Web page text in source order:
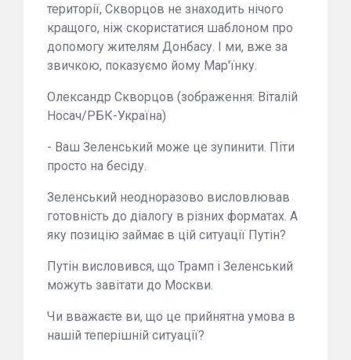
території, Скворцов не знаходить нічого
кращого, ніж скористатися шаблоном про
допомогу жителям Донбасу. І ми, вже за
звичкою, показуємо йому Мар'їнку.
Олександр Скворцов (зображення: Віталій
Носач/РБК-Україна)
- Ваш Зеленський може це зупинити. Піти
просто на бесіду.
Зеленський неодноразово висловлював
готовність до діалогу в різних форматах. А
яку позицію займає в цій ситуації Путін?
Путін висловився, що Трамп і Зеленський
можуть завітати до Москви.
Чи вважаєте ви, що це прийнятна умова в
нашій теперішній ситуації?